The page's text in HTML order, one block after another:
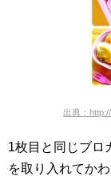
出典 ：
1枚目と同じブロ
を取り入れてか